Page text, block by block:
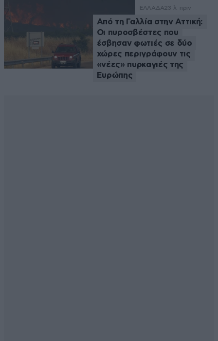
ΕΛΛΑΔΑ23 λ. πριν
Από τη Γαλλία στην Αττική:
Οι πυροσβέστες που
έσβησαν φωτιές σε δύο
χώρες περιγράφουν τις
«νέες» πυρκαγιές της
Ευρώπης